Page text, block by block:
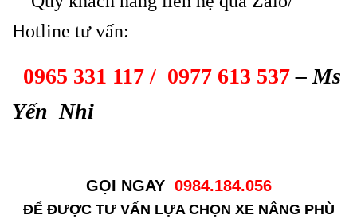
Hotline tư vấn:
0965 331 117 / 0977 613 537 – Ms
Yến Nhi
GỌI NGAY 0984.184.056
ĐỂ ĐƯỢC TƯ VẤN LỰA CHỌN XE NÂNG PHÙ